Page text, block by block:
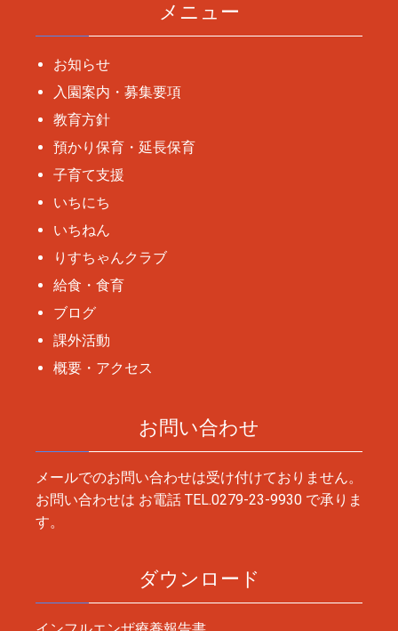
シ
ョ
ン
メニュー
お知らせ
入園案内・募集要項
教育方針
預かり保育・延長保育
子育て支援
いちにち
いちねん
りすちゃんクラブ
給食・食育
ブログ
課外活動
概要・アクセス
お問い合わせ
メールでのお問い合わせは受け付けておりません。
お問い合わせは お電話 TEL.0279-23-9930 で承りま
す。
ダウンロード